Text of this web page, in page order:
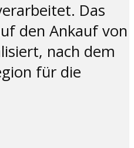
Das
den Ankauf von
nach dem
für die